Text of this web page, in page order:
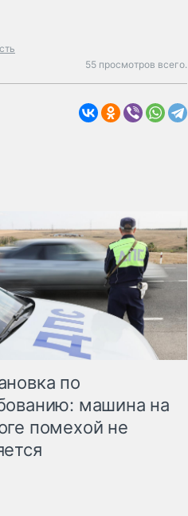
55 просмотров всего.
по
машина на
помехой не